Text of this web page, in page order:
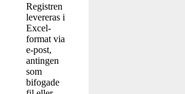
Registren
levereras i
Excel-
format via
e-post,
antingen
som
bifogade